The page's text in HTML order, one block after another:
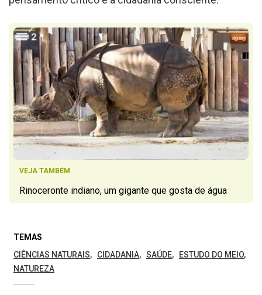
VEJA TAMBÉM
Rinoceronte indiano, um gigante que gosta de água
TEMAS
CIÊNCIAS NATURAIS
CIDADANIA SAÚDE
ESTUDO DO MEIO
NATUREZA